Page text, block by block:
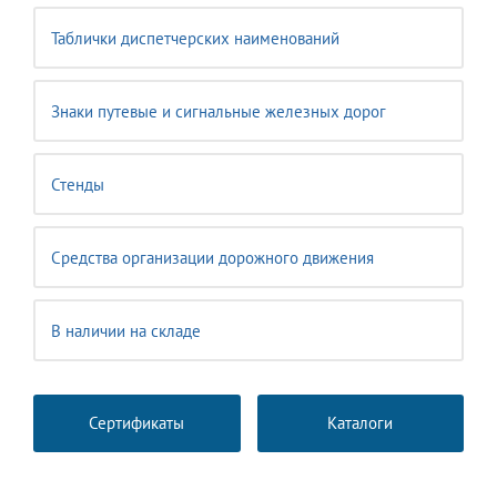
Таблички диспетчерских наименований
Знаки путевые и сигнальные железных дорог
Стенды
Средства организации дорожного движения
В наличии на складе
Сертификаты Каталоги